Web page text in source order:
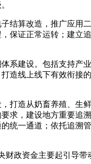
结算改造，推广应用
保证正常运转；建立
系建设。包括支持产
造线上线下有效衔接
打造从奶畜养殖、生
求，建设地方重要追
统一通道；依托追溯
政资金主要起引导